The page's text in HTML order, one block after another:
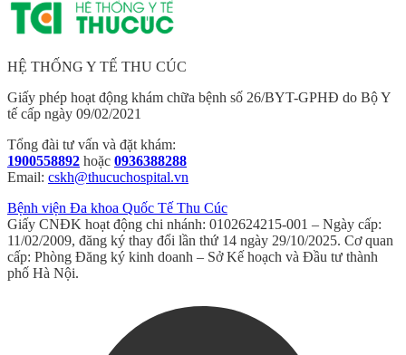
HỆ THỐNG Y TẾ THU CÚC
Giấy phép hoạt động khám chữa bệnh số 26/BYT-GPHĐ do Bộ Y
tế cấp ngày 09/02/2021
Tổng đài tư vấn và đặt khám:
1900558892 hoặc 0936388288
Email: cskh@thucuchospital.vn
Bệnh viện Đa khoa Quốc Tế Thu Cúc
Giấy CNĐK hoạt động chi nhánh: 0102624215-001 – Ngày cấp:
11/02/2009, đăng ký thay đổi lần thứ 14 ngày 29/10/2025. Cơ quan
cấp: Phòng Đăng ký kinh doanh – Sở Kế hoạch và Đầu tư thành
phố Hà Nội.